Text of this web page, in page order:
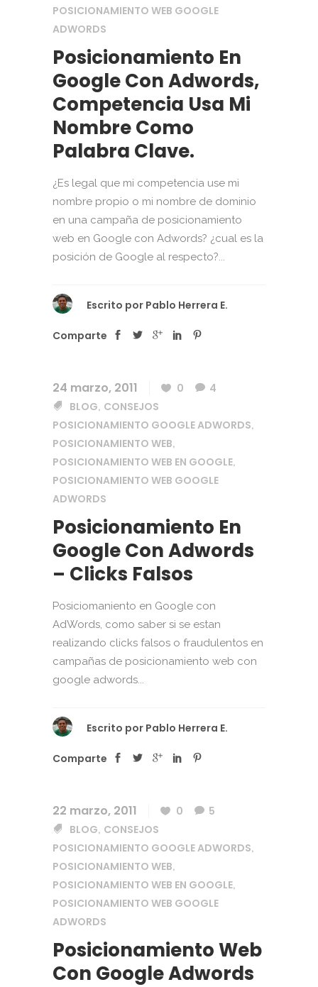
POSICIONAMIENTO WEB GOOGLE
ADWORDS
Posicionamiento En
Google Con Adwords,
Competencia Usa Mi
Nombre Como
Palabra Clave.
¿Es legal que mi competencia use mi
nombre propio o mi nombre de dominio
en una campaña de posicionamiento
web en Google con Adwords? ¿cual es la
posición de Google al respecto?...
Escrito por Pablo Herrera E.
Comparte
24 marzo, 2011 0
4
BLOG, CONSEJOS
POSICIONAMIENTO GOOGLE ADWORDS,
POSICIONAMIENTO WEB,
POSICIONAMIENTO WEB EN GOOGLE,
POSICIONAMIENTO WEB GOOGLE
ADWORDS
Posicionamiento En
Google Con Adwords
– Clicks Falsos
Posiciomaniento en Google con
AdWords, como saber si se estan
realizando clicks falsos o fraudulentos en
campañas de posicionamiento web con
google adwords...
Escrito por Pablo Herrera E.
Comparte
22 marzo, 2011 0
5
BLOG, CONSEJOS
POSICIONAMIENTO GOOGLE ADWORDS,
POSICIONAMIENTO WEB,
POSICIONAMIENTO WEB EN GOOGLE,
POSICIONAMIENTO WEB GOOGLE
ADWORDS
Posicionamiento Web
Con Google Adwords